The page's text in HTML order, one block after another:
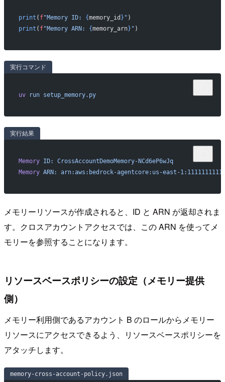
print ( f"Memory ID: {memory_id } " )
print ( f"Memory ARN: {memory_arn} " )
実行コマンド
uv run setup_memory.py
実行結果
Memory ID:
CrossAccountDemoMemory-NCd6eP6wJq
Memory ARN: arn:aws:bedrock-agentcore:us-east-
メモリーリソースが作成されると、ID と ARN が返却されま
す。クロスアカウントアクセスでは、この ARN を使ってメ
モリーを参照することになります。
リソースベースポリシーの設定（メモリー提供
側）
メモリー利用側であるアカウント B のロールからメモリー
リソースにアクセスできるよう、リソースベースポリシーを
アタッチします。
memory-cross-account-policy.json